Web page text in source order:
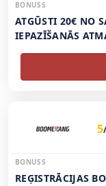
BONUSS
ATGŪSTI 20€ NO
IEPAZĪŠANĀS
5
BONUSS
REĢISTRĀCIJAS